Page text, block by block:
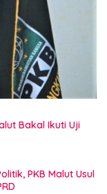
Bakal Ikuti Uji
PKB Malut Usul